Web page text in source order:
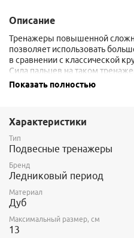
Описание
Тренажеры повышенной
позволяет использовать
в сравнении с классической
Сила пальцев на таком
Показать полностью
Характеристики
Тип
Подвесные тренажеры
Бренд
Ледниковый период
Материал
Дуб
Максимальный размер, см
13